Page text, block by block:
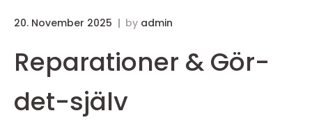
20. November 2025 by admin
Reparationer & Gör-
det-själv